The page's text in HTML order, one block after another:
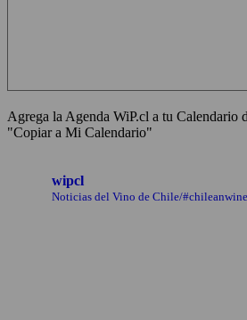
Agrega la Agenda WiP.cl a tu Calendario
"Copiar a Mi Calendario"
wipcl
Noticias del Vino de Chile/